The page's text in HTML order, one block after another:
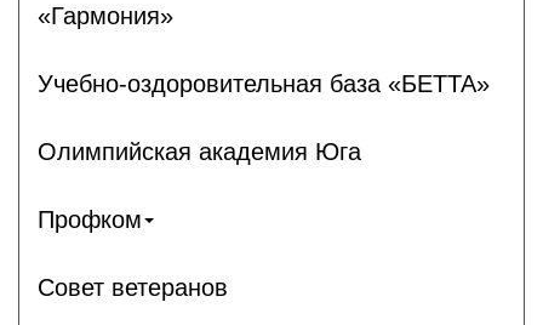
«Гармония»
Учебно-оздоровительная база «БЕТТА»
Олимпийская академия Юга
Профком
Совет ветеранов